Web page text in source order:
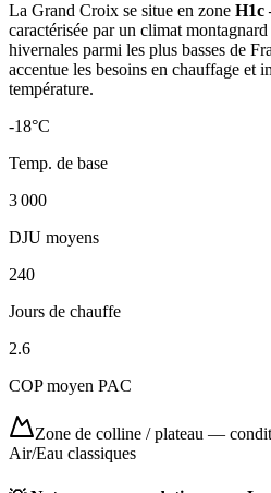
La Grand Croix se situe en zone H1c
caractérisée par un climat montagnard
hivernales parmi les plus basses de
accentue les besoins en chauffage et
température.
-18°C
Temp. de base
3 000
DJU moyens
240
Jours de chauffe
2.6
COP moyen PAC
Zone de colline / plateau —
Air/Eau classiques